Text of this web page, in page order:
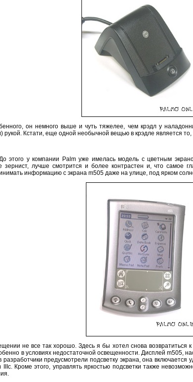
он немного выше и чуть тяжелее, чем крэдл у
Кстати, еще одной необычной вещью в крэдле является то,
этого у компании Palm уже имелась модель с цветным
лучше смотрится и более контрастен и, что самое
информацию с экрана m505 даже на улице, под ярком
не все так хорошо. Здесь я бы хотел снова возвратиться
в условиях недостаточной освещенности. Дисплей m505,
разработчики предусмотрели подсветку экрана, она
Кроме этого, управлять яркостью подсветки также